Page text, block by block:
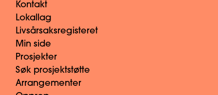
Kontakt
Lokallag
Livsårsaksregisteret
Min side
Prosjekter
Søk prosjektstøtte
Arrangementer